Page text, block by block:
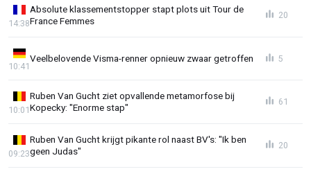
Absolute klassementstopper stapt plots uit Tour de
France Femmes
14:38
20
Veelbelovende Visma-renner opnieuw zwaar getroffen
10:41
5
Ruben Van Gucht ziet opvallende metamorfose bij
Kopecky: "Enorme stap"
10:01
61
Ruben Van Gucht krijgt pikante rol naast BV's: "Ik ben
geen Judas"
09:23
20